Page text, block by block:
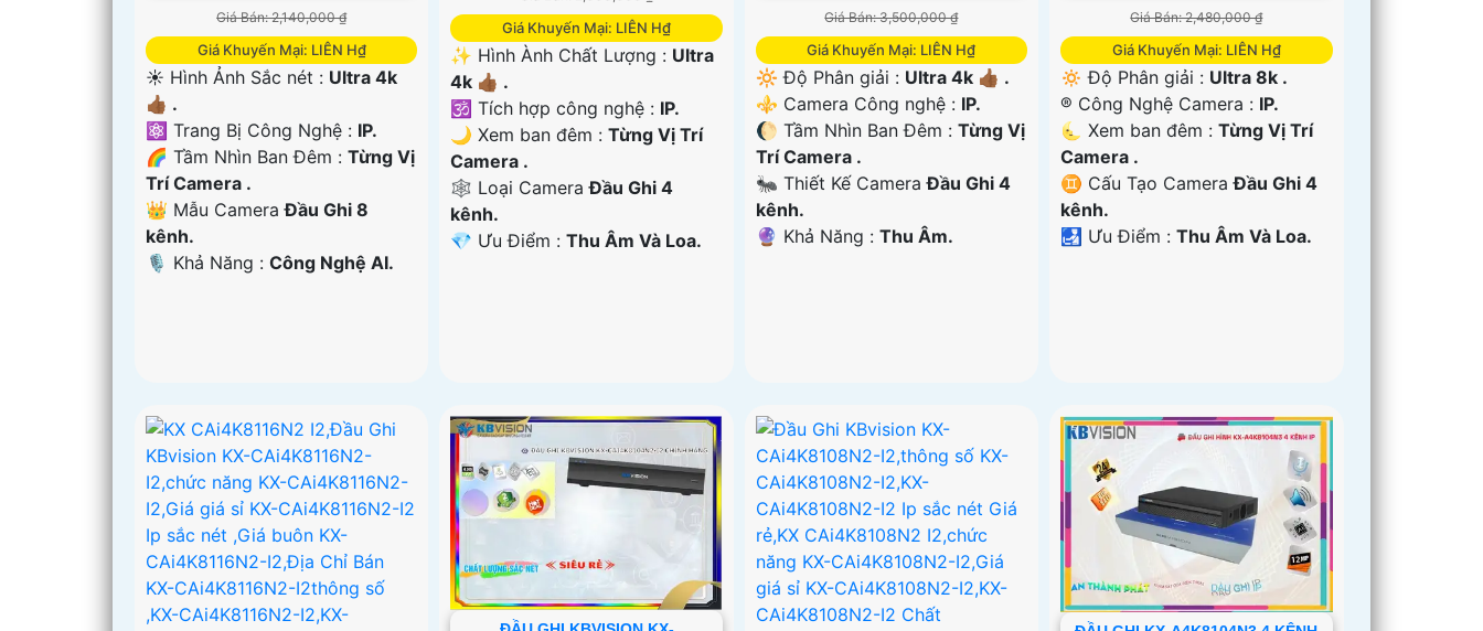
Giá Bán: 2,140,000 ₫
Giá Khuyến Mại: LIÊN H₫
☀️ Hình Ảnh Sắc nét : Ultra 4k
👍🏾 .
⚛️ Trang Bị Công Nghệ : IP.
🌈 Tầm Nhìn Ban Đêm : Từng Vị
Trí Camera .
👑 Mẫu CameraĐầu Ghi 8
kênh.
️🎙 Khả Năng : Công Nghệ AI.
Giá Khuyến Mại: LIÊN H₫
✨ Hình Ành Chất Lượng : Ultra
4k 👍🏾 .
🕉️ Tích hợp công nghệ : IP.
🌙 Xem ban đêm :Từng Vị Trí
Camera .
🕸️ Loại CameraĐầu Ghi 4
kênh.
️💎 Ưu Điểm :Thu Âm Và Loa.
Giá Bán: 3,500,000 ₫
Giá Khuyến Mại: LIÊN H₫
🔆 Độ Phân giải : Ultra 4k 👍🏾 .
⚜️ Camera Công nghệ : IP.
🌔 Tầm Nhìn Ban Đêm : Từng Vị
Trí Camera .
🐜 Thiết Kế CameraĐầu Ghi 4
kênh.
️🔮 Khả Năng : Thu Âm.
Giá Bán: 2,480,000 ₫
Giá Khuyến Mại: LIÊN H₫
🔅 Độ Phân giải : Ultra 8k .
®️ Công Nghệ Camera : IP.
🌜 Xem ban đêm :Từng Vị Trí
Camera .
♊ Cấu Tạo CameraĐầu Ghi 4
kênh.
️🛃 Ưu Điểm :Thu Âm Và Loa.